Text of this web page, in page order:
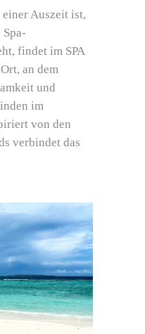
einer Auszeit ist,
findet im SPA
an dem
und
im
von den
verbindet das